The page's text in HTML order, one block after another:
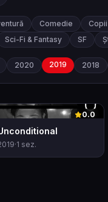
Comedie Copii
Sci-Fi & Fantasy SF
2020 2019 2018
0.0
·1 sez.